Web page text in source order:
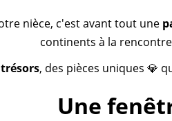
nièce, c'est avant tout une
continents à la
trésors, des pièces uniques 💎
Une